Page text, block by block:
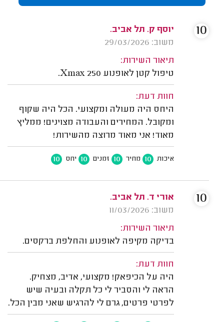
יוסף ק. תל אביב.
משוב: 29/03/2026
תיאור השירות:
טיפול קטן לאופנוע Xmax 250.
חוות דעת:
היחס היה מעולה ומקצועי. הכל היה שקוף
ומקובל. המחירים והעבודה מצוינים! ממליץ
מאוד! אני מאוד מרוצה מהשירות!
איכות 10 מחיר 10 זמנים 10 יחס 10
10
אורי ד. תל אביב.
משוב: 11/03/2026
תיאור השירות:
בדיקה מקיפה לאופנוע והחלפת ברקסים.
חוות דעת:
היה על הכיפאק! מקצועי, אדיב, מצחיק.
הראה לי והסביר לי כל תקלה ובעיה שיש
לפרטי פרטים, גרם לי להרגיש שאני מבין הכל.
10